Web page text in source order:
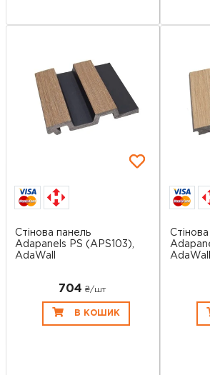
Стінова панель
Adapanels PS (APS103),
AdaWall
704 ₴/шт
В КОШИК
AdaWall